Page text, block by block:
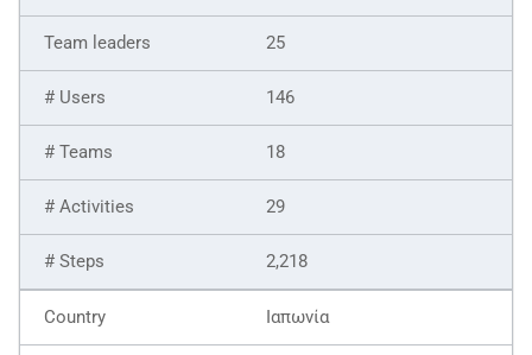
25
146
18
29
2,218
Ιαπωνία